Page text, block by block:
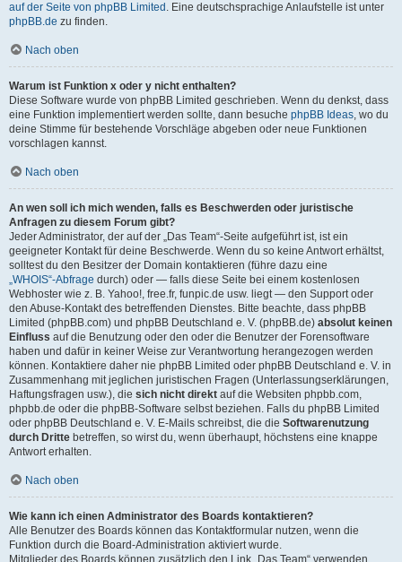
auf der Seite von phpBB Limited . Eine deutschsprachige Anlaufstelle ist unter
phpBB.de zu finden.
Nach oben
Warum ist Funktion x oder y nicht enthalten?
Diese Software wurde von phpBB Limited geschrieben. Wenn du denkst, dass
eine Funktion implementiert werden sollte, dann besuche phpBB Ideas, wo du
deine Stimme für bestehende Vorschläge abgeben oder neue Funktionen
vorschlagen kannst.
Nach oben
An wen soll ich mich wenden, falls es Beschwerden oder juristische
Anfragen zu diesem Forum gibt?
Jeder Administrator, der auf der „Das Team“-Seite aufgeführt ist, ist ein
geeigneter Kontakt für deine Beschwerde. Wenn du so keine Antwort erhältst,
solltest du den Besitzer der Domain kontaktieren (führe dazu eine
„WHOIS“-Abfrage durch) oder — falls diese Seite bei einem kostenlosen
Webhoster wie z. B. Yahoo!, free.fr, funpic.de usw. liegt — den Support oder
den Abuse-Kontakt des betreffenden Dienstes. Bitte beachte, dass phpBB
Limited (phpBB.com) und phpBB Deutschland e. V. (phpBB.de) absolut keinen
Einfluss auf die Benutzung oder den oder die Benutzer der Forensoftware
haben und dafür in keiner Weise zur Verantwortung herangezogen werden
können. Kontaktiere daher nie phpBB Limited oder phpBB Deutschland e. V. in
Zusammenhang mit jeglichen juristischen Fragen (Unterlassungserklärungen,
Haftungsfragen usw.), die sich nicht direkt auf die Websiten phpbb.com,
phpbb.de oder die phpBB-Software selbst beziehen. Falls du phpBB Limited
oder phpBB Deutschland e. V. E-Mails schreibst, die die Softwarenutzung
durch Dritte betreffen, so wirst du, wenn überhaupt, höchstens eine knappe
Antwort erhalten.
Nach oben
Wie kann ich einen Administrator des Boards kontaktieren?
Alle Benutzer des Boards können das Kontaktformular nutzen, wenn die
Funktion durch die Board-Administration aktiviert wurde.
Mitglieder des Boards können zusätzlich den Link „Das Team“ verwenden.